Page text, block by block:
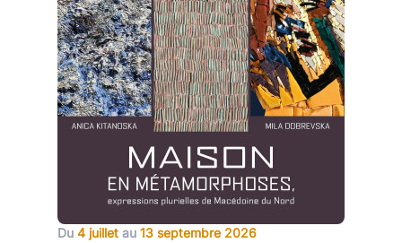
Du 4 juillet au 13 septembre 2026